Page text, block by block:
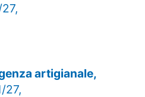
artigianale,
27,